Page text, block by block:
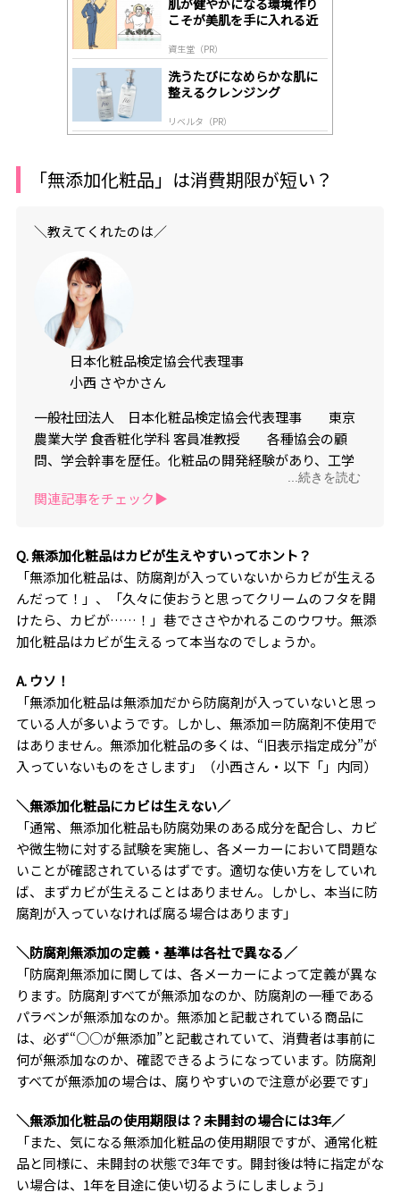
こそが美肌を手に入れる近
資生堂（PR）
洗うたびになめらかな肌に
整えるクレンジング
リベルタ（PR）
「無添加化粧品」は消費期限が短い？
＼教えてくれたのは／
日本化粧品検定協会代表理事
小西 さやかさん
一般社団法人 日本化粧品検定協会代表理事 東京
農業大学 食香粧化学科 客員准教授 各種協会の顧
問、学会幹事を歴任。化粧品の開発経験があり、工学
修士としての科学的視点から美容、コスメを評価でき
る専門家「コスメコンシェルジュ」。著書9冊、累計30
...続きを読む
関連記事をチェック▶︎
Q. 無添加化粧品はカビが生えやすいってホント？
「無添加化粧品は、防腐剤が入っていないからカビが生える
んだって！」、「久々に使おうと思ってクリームのフタを開
けたら、カビが……！」巷でささやかれるこのウワサ。無添
加化粧品はカビが生えるって本当なのでしょうか。
A. ウソ！
「無添加化粧品は無添加だから防腐剤が入っていないと思っ
ている人が多いようです。しかし、無添加＝防腐剤不使用で
はありません。無添加化粧品の多くは、“旧表示指定成分”が
入っていないものをさします」（小西さん・以下「」内同）
＼無添加化粧品にカビは生えない／
「通常、無添加化粧品も防腐効果のある成分を配合し、カビ
や微生物に対する試験を実施し、各メーカーにおいて問題な
いことが確認されているはずです。適切な使い方をしていれ
ば、まずカビが生えることはありません。しかし、本当に防
腐剤が入っていなければ腐る場合はあります」
＼防腐剤無添加の定義・基準は各社で異なる／
「防腐剤無添加に関しては、各メーカーによって定義が異な
ります。防腐剤すべてが無添加なのか、防腐剤の一種である
パラベンが無添加なのか。無添加と記載されている商品に
は、必ず“○○が無添加”と記載されていて、消費者は事前に
何が無添加なのか、確認できるようになっています。防腐剤
すべてが無添加の場合は、腐りやすいので注意が必要です」
＼無添加化粧品の使用期限は？未開封の場合には3年／
「また、気になる無添加化粧品の使用期限ですが、通常化粧
品と同様に、未開封の状態で3年です。開封後は特に指定がな
い場合は、1年を目途に使い切るようにしましょう」